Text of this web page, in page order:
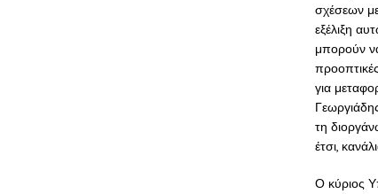
σχέσεων
εξέλιξη
μπορούν
για
τη
έτσι,
Ο κύριος